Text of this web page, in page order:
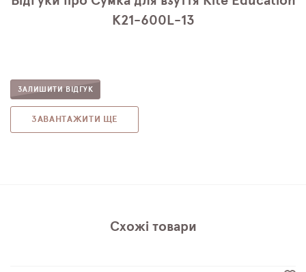
K21-600L-13
ЗАЛИШИТИ ВІДГУК
ЗАВАНТАЖИТИ ЩЕ
Схожі товари